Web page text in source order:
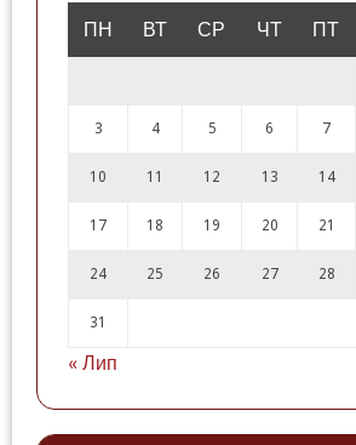
ПН ВТ СР ЧТ ПТ
3 4 5 6 7
10 11 12 13 14
17 18 19 20 21
24 25 26 27 28
31
« Лип